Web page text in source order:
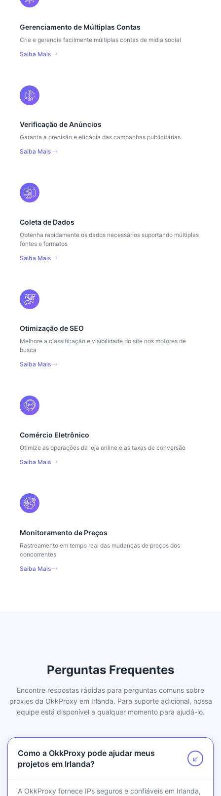
Gerenciamento de Múltiplas Contas
Crie e gerencie facilmente múltiplas contas de mídia social
Saiba Mais
Verificação de Anúncios
Garanta a precisão e eficácia das campanhas publicitárias
Saiba Mais
Coleta de Dados
Obtenha rapidamente os dados necessários suportando múltiplas
fontes e formatos
Saiba Mais
Otimização de SEO
Melhore a classificação e visibilidade do site nos motores de
busca
Saiba Mais
Comércio Eletrônico
Otimize as operações da loja online e as taxas de conversão
Saiba Mais
Monitoramento de Preços
Rastreamento em tempo real das mudanças de preços dos
concorrentes
Saiba Mais
Perguntas Frequentes
Encontre respostas rápidas para perguntas comuns sobre
proxies da OkkProxy em Irlanda. Para suporte adicional, nossa
equipe está disponível a qualquer momento para ajudá-lo.
Como a OkkProxy pode ajudar meus
projetos em Irlanda?
↗
A OkkProxy fornece IPs seguros e confiáveis em Irlanda,